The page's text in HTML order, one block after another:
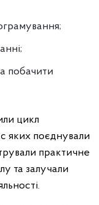
побачити
цикл
яких поєднували
практичне
та залучали